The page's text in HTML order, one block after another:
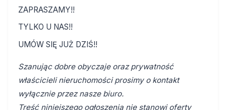
ZAPRASZAMY!!
TYLKO U NAS!!
UMÓW SIĘ JUŻ DZIŚ!!
Szanując dobre obyczaje oraz prywatność
właścicieli nieruchomości prosimy o kontakt
wyłącznie przez nasze biuro.
Treść niniejszego ogłoszenia nie stanowi oferty